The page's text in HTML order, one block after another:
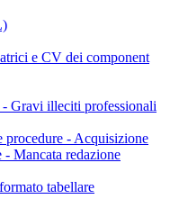
e CV dei component
Gravi illeciti professionali
procedure - Acquisizione
- Mancata redazione
tabellare